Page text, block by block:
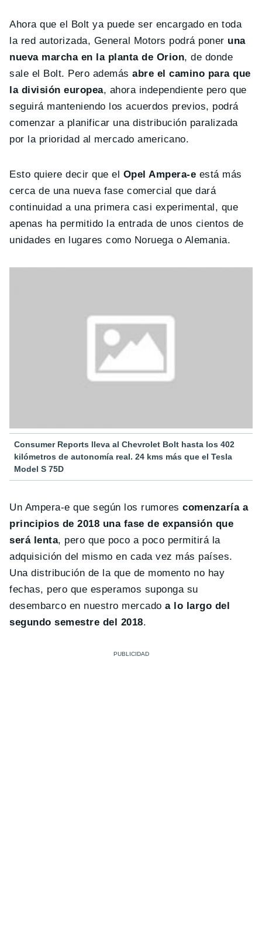
Ahora que el Bolt ya puede ser encargado en toda
la red autorizada, General Motors podrá poner una
nueva marcha en la planta de Orion, de donde
sale el Bolt. Pero ademásabre el camino para que
la división europea, ahora independiente pero que
seguirá manteniendo los acuerdos previos, podrá
comenzar a planificar una distribución paralizada
por la prioridad al mercado americano.
Esto quiere decir que el Opel Ampera-e está más
cerca de una nueva fase comercial que dará
continuidad a una primera casi experimental, que
apenas ha permitido la entrada de unos cientos de
unidades en lugares como Noruega o Alemania.
Consumer Reports lleva al Chevrolet Bolt hasta los 402
kilómetros de autonomía real. 24 kms más que el Tesla
Model S 75D
Un Ampera-e que según los rumorescomenzaría a
principios de 2018 una fase de expansión que
será lenta, pero que poco a poco permitirá la
adquisición del mismo en cada vez más países.
Una distribución de la que de momento no hay
fechas, pero que esperamos suponga su
desembarco en nuestro mercadoa lo largo del
segundo semestre del 2018.